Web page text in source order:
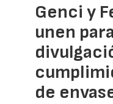
Genci y
unen
de